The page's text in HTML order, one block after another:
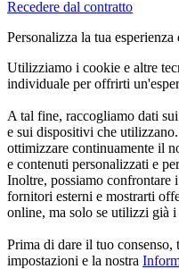
Recedere dal contratto
Personalizza la tua
Utilizziamo i cookie e altre
individuale per offrirti
A tal fine, raccogliamo dati
e sui dispositivi che
ottimizzare continuamente il
e contenuti personalizzati e
Inoltre, possiamo
fornitori esterni e mostrarti
online, ma solo se utilizzi già
Prima di dare il tuo
impostazioni e la nostra